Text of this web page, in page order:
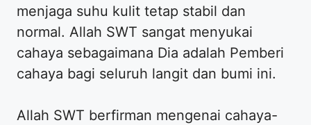
menjaga suhu kulit tetap stabil dan
normal. Allah SWT sangat menyukai
cahaya sebagaimana Dia adalah Pemberi
cahaya bagi seluruh langit dan bumi ini.
Allah SWT berfirman mengenai cahaya-